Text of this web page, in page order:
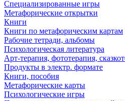
Специализированные игры
Метафорические открытки
Книги
Книги по метафорическим картам
Рабочие тетради, альбомы
Психологическая литература
Арт-терапия, фототерапия,
Продукты в электр. формате
Книги, пособия
Метафорические карты
Психологические игры